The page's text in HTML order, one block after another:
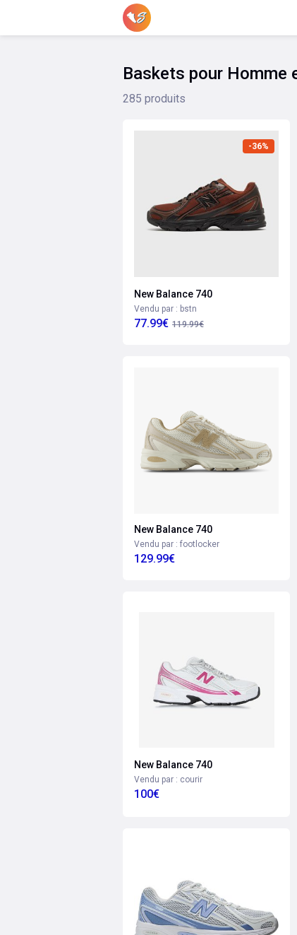
Baskets pour Homme
285 produits
-36%
New Balance 740
Vendu par : bstn
77.99€ 119.99€
New Balance 740
Vendu par : footlocker
129.99€
New Balance 740
Vendu par : courir
100€